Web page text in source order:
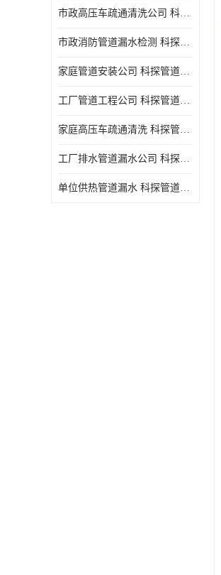
市政高压车疏通清洗公司 科探管道工程 经验丰富
市政消防管道漏水检测 科探管道工程 快速上门
家庭管道安装公司 科探管道工程 团队服务
工厂管道工程公司 科探管道工程 时效快
家庭高压车疏通清洗 科探管道工程 服务周到
工厂排水管道漏水公司 科探管道工程 快速上门
单位供热管道漏水 科探管道工程 设备齐